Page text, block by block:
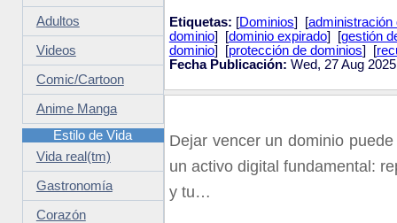
Etiquetas: [Dominios] [administración
dominio] [dominio expirado] [gestión
dominio] [protección de dominios] [
Fecha Publicación: Wed, 27 Aug
Dejar vencer un dominio
un activo digital fundamental:
y tu…
Adultos
Videos
Comic/Cartoon
Anime Manga
Estilo de Vida
Vida real(tm)
Gastronomía
Corazón